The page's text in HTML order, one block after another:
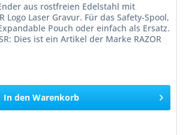
aus rostfreien Edelstahl mit
Logo Laser Gravur. Für das Safety-Spool,
Pouch oder einfach als Ersatz.
Dies ist ein Artikel der Marke RAZOR
In den Warenkorb